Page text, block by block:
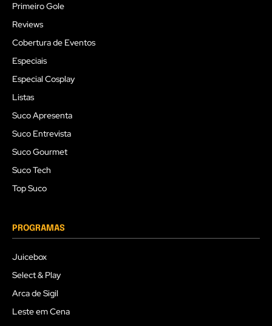
Primeiro Gole
Reviews
Cobertura de Eventos
Especiais
Especial Cosplay
Listas
Suco Apresenta
Suco Entrevista
Suco Gourmet
Suco Tech
Top Suco
PROGRAMAS
Juicebox
Select & Play
Arca de Sigil
Leste em Cena